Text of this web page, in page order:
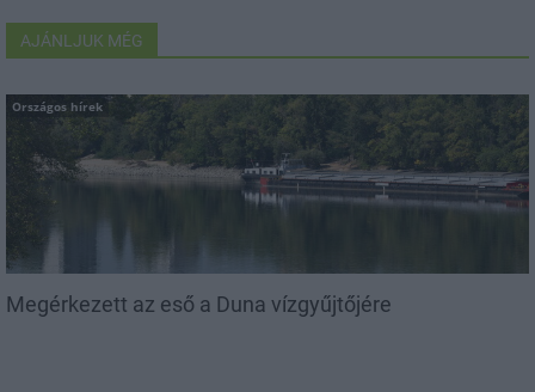
AJÁNLJUK MÉG
Országos hírek
Megérkezett az eső a Duna vízgyűjtőjére